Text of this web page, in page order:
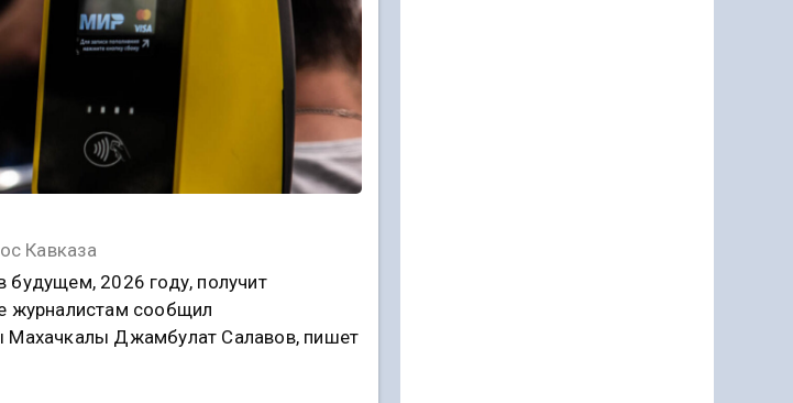
Кавказа
2026 году, получит
журналистам сообщил
Махачкалы Джамбулат Салавов, пишет